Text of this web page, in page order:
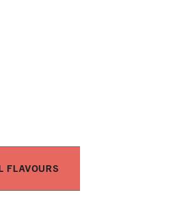
FLAVOURS